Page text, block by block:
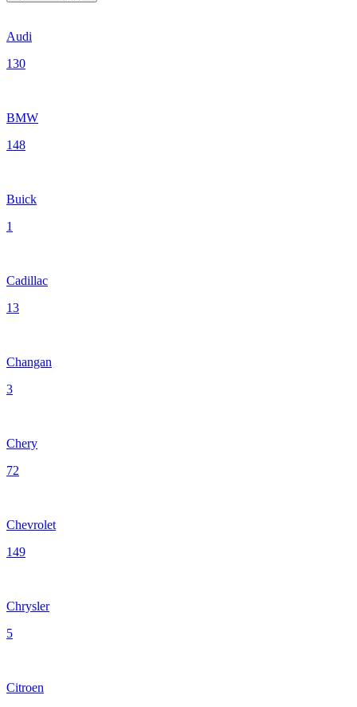
Audi
130
BMW
148
Buick
1
Cadillac
13
Changan
3
Chery
72
Chevrolet
149
Chrysler
5
Citroen